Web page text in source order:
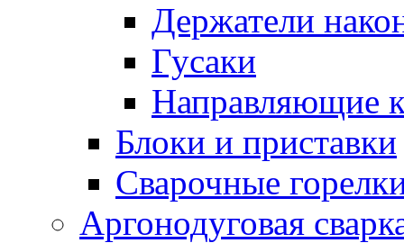
Держатели
Гусаки
Направляющие
Блоки и приставки
Сварочные
Аргонодуговая